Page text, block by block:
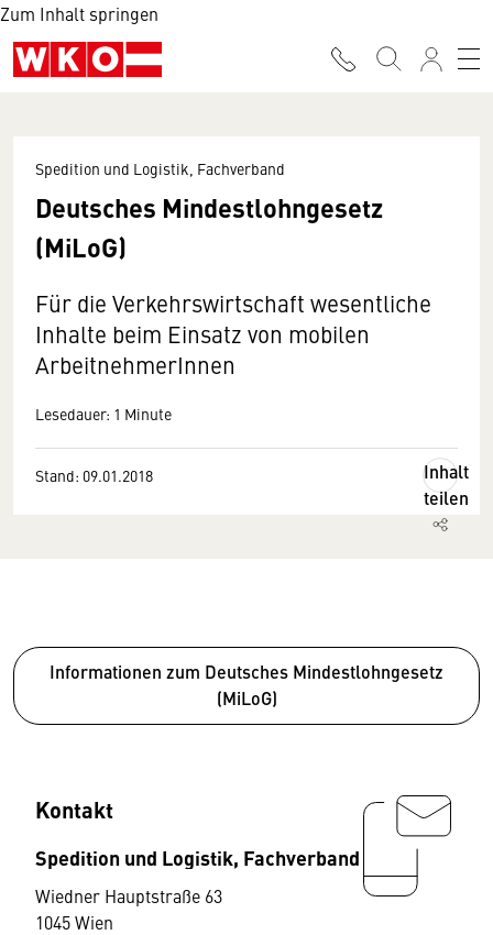
Zum Inhalt springen
Spedition und Logistik, Fachverband
Deutsches Mindestlohngesetz
(MiLoG)
Für die Verkehrswirtschaft wesentliche
Inhalte beim Einsatz von mobilen
ArbeitnehmerInnen
Lesedauer: 1 Minute
Stand: 09.01.2018
Inhalt
teilen
Informationen zum Deutsches Mindestlohngesetz
(MiLoG)
Kontakt
Spedition und Logistik, Fachverband
Wiedner Hauptstraße 63
1045 Wien